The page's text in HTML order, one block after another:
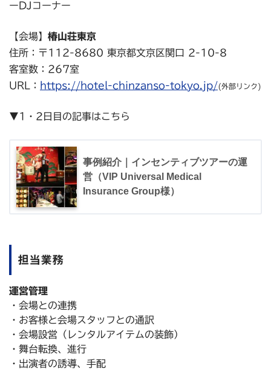
ーDJコーナー
【会場】 椿山荘東京
住所：〒112-8680 東京都文京区関口 2-10-8
客室数：267室
URL：
https://hotel-chinzanso-tokyo.jp/(外部リンク)
▼1・2日目の記事はこちら
事例紹介｜インセンティブツアーの運
営（VIP Universal Medical
Insurance Group様）
担当業務
運営管理
・会場との連携
・お客様と会場スタッフとの通訳
・会場設営（レンタルアイテムの装飾）
・舞台転換、進行
・出演者の誘導、手配